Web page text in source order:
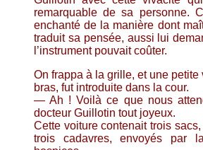
remarquable de sa personne.
enchanté de la manière dont
traduit sa pensée, aussi lui
l’instrument pouvait coûter.
On frappa à la grille, et une petite
bras, fut introduite dans la cour.
— Ah ! Voilà ce que nous
docteur Guillotin tout joyeux.
Cette voiture contenait trois
trois cadavres, envoyés par